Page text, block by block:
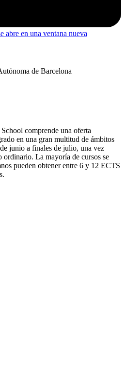
abre en una ventana nueva
de Barcelona
comprende una oferta
en una gran multitud de ámbitos
junio a finales de julio, una vez
ordinario. La mayoría de cursos se
pueden obtener entre 6 y 12 ECTS